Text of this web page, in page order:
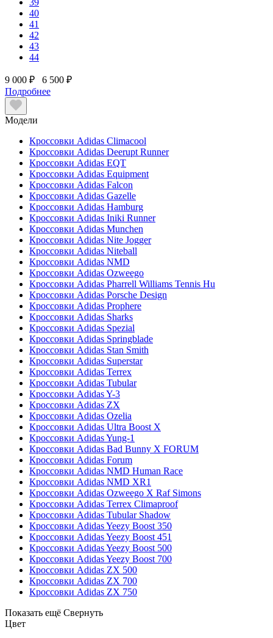
40
41
42
43
44
9 000 ₽
6 500 ₽
Подробнее
Модели
Кроссовки Adidas Climacool
Кроссовки Adidas Deerupt Runner
Кроссовки Adidas EQT
Кроссовки Adidas Equipment
Кроссовки Adidas Falcon
Кроссовки Adidas Gazelle
Кроссовки Adidas Hamburg
Кроссовки Adidas Iniki Runner
Кроссовки Adidas Munchen
Кроссовки Adidas Nite Jogger
Кроссовки Adidas Niteball
Кроссовки Adidas NMD
Кроссовки Adidas Ozweego
Кроссовки Adidas Pharrell Williams Tennis Hu
Кроссовки Adidas Porsche Design
Кроссовки Adidas Prophere
Кроссовки Adidas Sharks
Кроссовки Adidas Spezial
Кроссовки Adidas Springblade
Кроссовки Adidas Stan Smith
Кроссовки Adidas Superstar
Кроссовки Adidas Terrex
Кроссовки Adidas Tubular
Кроссовки Adidas Y-3
Кроссовки Adidas ZX
Кроссовки Adidas Ozelia
Кроссовки Adidas Ultra Boost X
Кроссовки Adidas Yung-1
Кроссовки Adidas Bad Bunny X FORUM
Кроссовки Adidas Forum
Кроссовки Adidas NMD Human Race
Кроссовки Adidas NMD XR1
Кроссовки Adidas Ozweego Х Raf Simons
Кроссовки Adidas Terrex Climaproof
Кроссовки Adidas Tubular Shadow
Кроссовки Adidas Yeezy Boost 350
Кроссовки Adidas Yeezy Boost 451
Кроссовки Adidas Yeezy Boost 500
Кроссовки Adidas Yeezy Boost 700
Кроссовки Adidas ZX 500
Кроссовки Adidas ZX 700
Кроссовки Adidas ZX 750
Показать ещё Свернуть
Цвет